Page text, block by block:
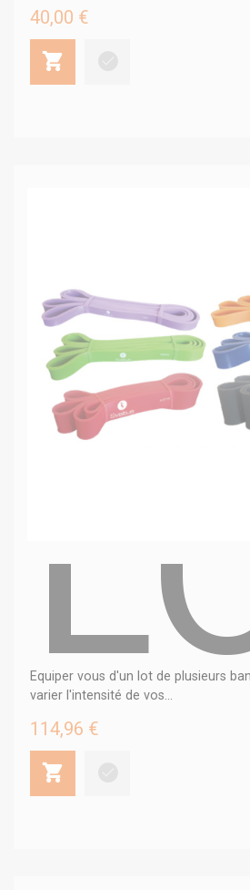
40,00 €
Equiper vous d'un lot de plusieurs
varier l'intensité de vos...
114,96 €